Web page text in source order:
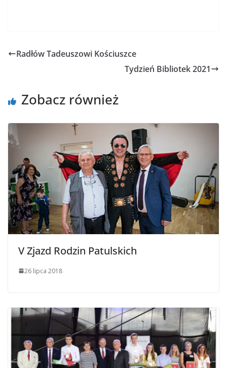
Radłów Tadeuszowi Kościuszce
Tydzień Bibliotek 2021
Zobacz również
V Zjazd Rodzin Patulskich
26 lipca 2018